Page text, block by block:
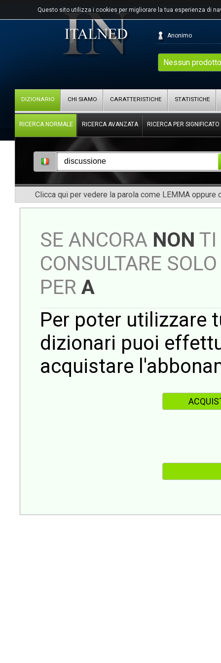
Questo sito utilizza i cookies per migliorare la tua esperienza di
Nessun
Anonimo
DIZIONARIO CHI SIAMO CARATTERISTICHE STATISTICHE
RICERCA NORMALE RICERCA AVANZATA RICERCA PER SIGNIFICATO
Clicca qui per vedere la parola come LEMMA oppure
SE ANCORA NON TI
CONSULTARE
PER A
Per poter utilizzare
dizionari puoi
acquistare